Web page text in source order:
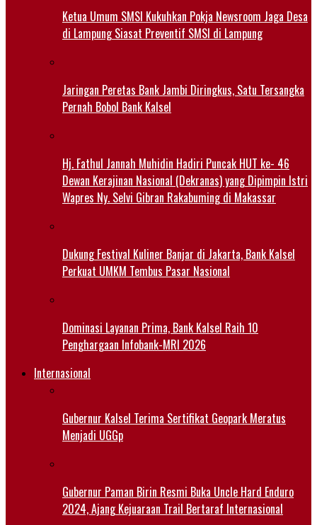
Ketua Umum SMSI Kukuhkan Pokja Newsroom Jaga Desa
di Lampung Siasat Preventif SMSI di Lampung
Jaringan Peretas Bank Jambi Diringkus, Satu Tersangka
Pernah Bobol Bank Kalsel
Hj. Fathul Jannah Muhidin Hadiri Puncak HUT ke- 46
Dewan Kerajinan Nasional (Dekranas) yang Dipimpin Istri
Wapres Ny. Selvi Gibran Rakabuming di Makassar
Dukung Festival Kuliner Banjar di Jakarta, Bank Kalsel
Perkuat UMKM Tembus Pasar Nasional
Dominasi Layanan Prima, Bank Kalsel Raih 10
Penghargaan Infobank-MRI 2026
Internasional
Gubernur Kalsel Terima Sertifikat Geopark Meratus
Menjadi UGGp
Gubernur Paman Birin Resmi Buka Uncle Hard Enduro
2024, Ajang Kejuaraan Trail Bertaraf Internasional